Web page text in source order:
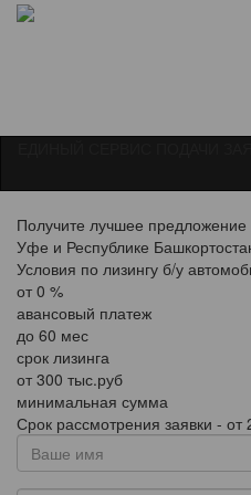
Получите лучшее
Уфе и Республике
Условия по лизингу б/у
от 0 %
авансовый платеж
до 60 мес
срок лизинга
от 300 тыс.руб
минимальная сумма
Срок рассмотрения заявки - от